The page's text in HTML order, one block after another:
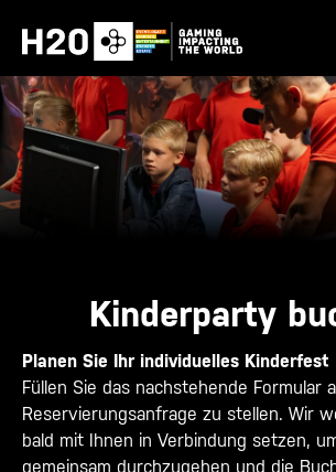
Kinderparty
Planen Sie Ihr individuelles Kinderfest
Füllen Sie das nachstehende Formular
Reservierungsanfrage zu stellen. Wir
bald mit Ihnen in Verbindung setzen,
gemeinsam durchzugehen und die